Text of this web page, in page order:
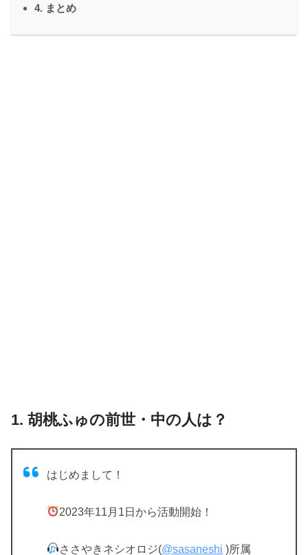
4. まとめ
1. 胡桃ふゅの前世・中の人は？
はじめまして！
2023年11月1日から活動開始！
ささやきネシオロジ(@sasaneshi )所属